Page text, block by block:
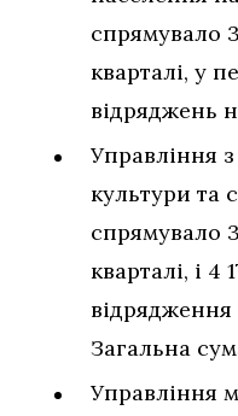
спрямувало
кварталі, у
відряджень
Управління
культури та
спрямувало
кварталі, і
Загальна
Управління